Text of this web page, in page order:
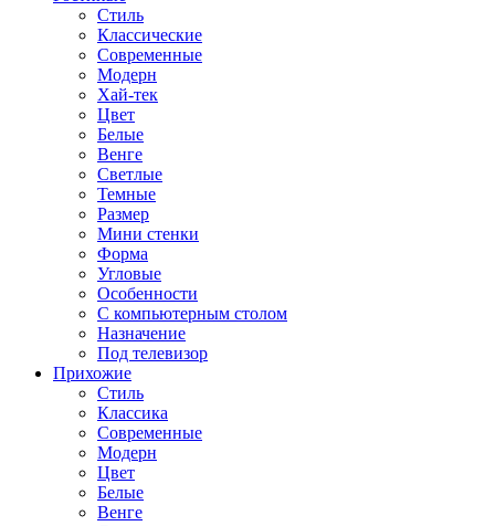
Стиль
Классические
Современные
Модерн
Хай-тек
Цвет
Белые
Венге
Светлые
Темные
Размер
Мини стенки
Форма
Угловые
Особенности
С компьютерным столом
Назначение
Под телевизор
Прихожие
Стиль
Классика
Современные
Модерн
Цвет
Белые
Венге